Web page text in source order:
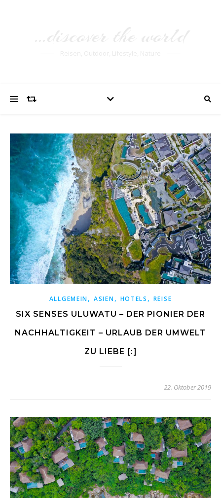
ALLGEMEIN,ASIEN, HOTELS , REISE
SIX SENSES ULUWATU – DER PIONIER DER
NACHHALTIGKEIT – URLAUB DER UMWELT
ZU LIEBE [:]
22. Oktober 2019